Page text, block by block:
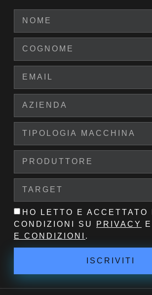
HO LETTO E ACCETTATO
CONDIZIONI SU
PRIVACY E
E CONDIZIONI .
ISCRIVITI